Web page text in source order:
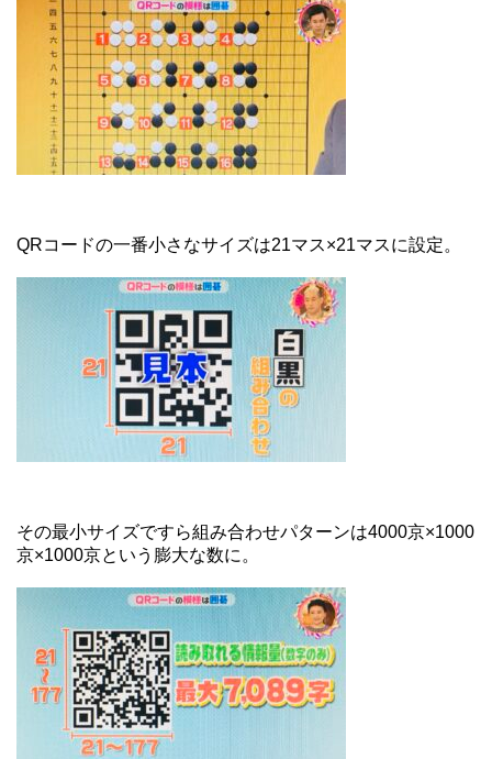
QRコードの一番小さなサイズは21マス×21マスに設定。
その最小サイズですら組み合わせパターンは4000京×1000
京×1000京という膨大な数に。